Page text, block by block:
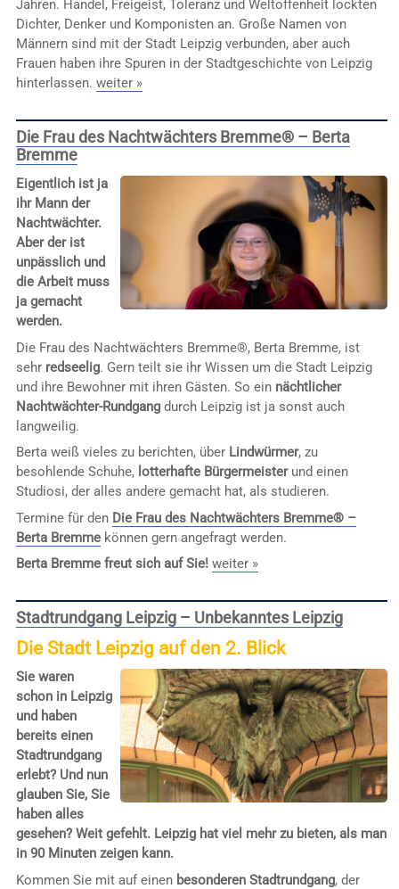
Jahren. Handel, Freigeist, Toleranz und Weltoffenheit lockten
Dichter, Denker und Komponisten an. Große Namen von
Männern sind mit der Stadt Leipzig verbunden, aber auch
Frauen haben ihre Spuren in der Stadtgeschichte von Leipzig
hinterlassen. weiter »
Die Frau des Nachtwächters Bremme® – Berta
Bremme
Eigentlich ist ja
ihr Mann der
Nachtwächter.
Aber der ist
unpässlich und
die Arbeit muss
ja gemacht
werden.
Die Frau des Nachtwächters Bremme®, Berta Bremme, ist
sehr redseelig. Gern teilt sie ihr Wissen um die Stadt Leipzig
und ihre Bewohner mit ihren Gästen. So ein nächtlicher
Nachtwächter-Rundgangdurch Leipzig ist ja sonst auch
langweilig.
Berta weiß vieles zu berichten, über Lindwürmer, zu
besohlende Schuhe, lotterhafte Bürgermeisterund einen
Studiosi, der alles andere gemacht hat, als studieren.
Termine für den Die Frau des Nachtwächters Bremme® –
Berta Bremmekönnen gern angefragt werden.
Berta Bremme freut sich auf Sie! weiter »
Stadtrundgang Leipzig – Unbekanntes Leipzig
Die Stadt Leipzig auf den 2. Blick
Sie waren
schon in Leipzig
und haben
bereits einen
Stadtrundgang
erlebt? Und nun
glauben Sie, Sie
haben alles
gesehen? Weit gefehlt. Leipzig hat viel mehr zu bieten, als man
in 90 Minuten zeigen kann.
Kommen Sie mit auf einen besonderen Stadtrundgang, der